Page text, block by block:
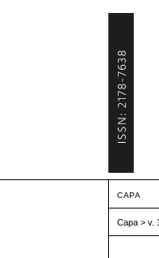
CAPA
Capa >v.